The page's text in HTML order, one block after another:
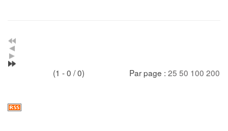
(1 - 0 / 0) Par page : 25 50 100 200